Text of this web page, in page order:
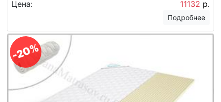
Цена: 11132 р.
Подробнее
-20%